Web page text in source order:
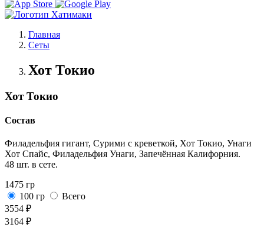
Главная
Сеты
Хот Токио
Хот Токио
Состав
Филадельфия гигант, Сурими с креветкой, Хот Токио, Унаги
Хот Спайс, Филадельфия Унаги, Запечённая Калифорния.
48 шт. в сете.
1475 гр
100 гр
Всего
3554 ₽
3164 ₽